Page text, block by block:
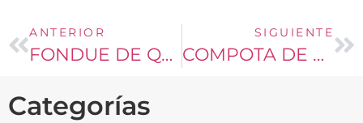
ANTERIOR
FONDUE DE QUESO
SIGUIENTE
COMPOTA DE PERA, PLATANO Y AVENA PARA NIÑOS
Categorías